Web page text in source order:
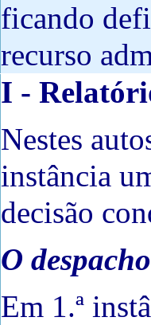
ficando
recurso
I -
Nestes
instância
decisão
O
Em 1.ª